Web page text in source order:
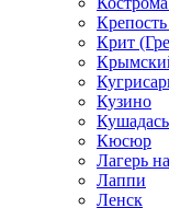
Крит
Кузино
Кюсюр
Лагерь
Лаппи
Ленск